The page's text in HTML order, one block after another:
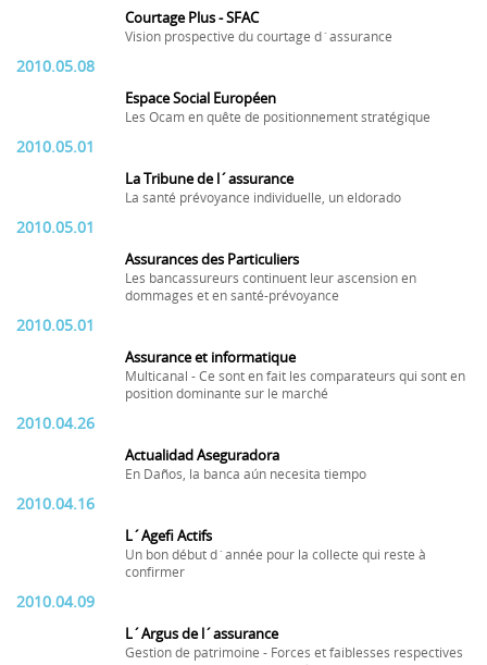
Courtage Plus - SFAC
Vision prospective du courtage d´assurance
2010.05.08
Espace Social Européen
Les Ocam en quête de positionnement stratégique
2010.05.01
La Tribune de l´assurance
La santé prévoyance individuelle, un eldorado
2010.05.01
Assurances des Particuliers
Les bancassureurs continuent leur ascension en
dommages et en santé-prévoyance
2010.05.01
Assurance et informatique
Multicanal - Ce sont en fait les comparateurs qui sont en
position dominante sur le marché
2010.04.26
Actualidad Aseguradora
En Daños, la banca aún necesita tiempo
2010.04.16
L´Agefi Actifs
Un bon début d´année pour la collecte qui reste à
confirmer
2010.04.09
L´Argus de l´assurance
Gestion de patrimoine - Forces et faiblesses respectives